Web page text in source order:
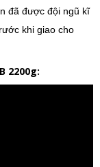
đã được đội ngũ kĩ
khi giao cho
2200g: